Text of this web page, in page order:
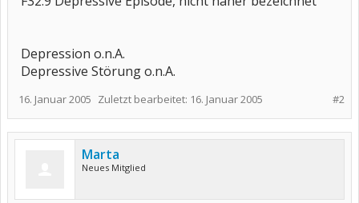
Depression o.n.A.
Depressive Störung o.n.A.
#2
16. Januar 2005 Zuletzt bearbeitet: 16. Januar 2005
Marta
Neues Mitglied